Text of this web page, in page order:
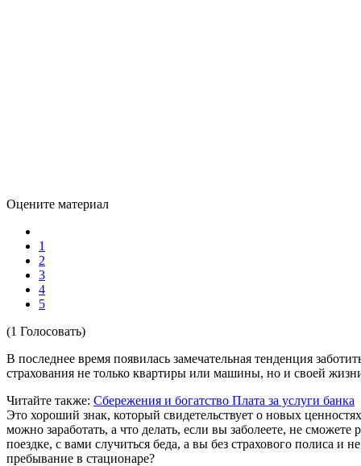
Оцените материал
1
2
3
4
5
(1 Голосовать)
В последнее время появилась замечательная тенденция
страхования не только квартиры или машины, но и своей
Читайте также: Сбережения и богатство Плата за услуги банка
Это хороший знак, который свидетельствует о новых
можно заработать, а что делать, если вы заболеете, не
поездке, с вами случиться беда, а вы без страхового полиса и
пребывание в стационаре?